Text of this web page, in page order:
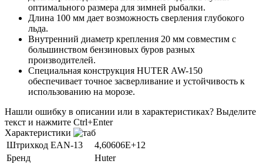
оптимального размера для зимней рыбалки.
Длина 100 мм дает возможность сверления глубокого
льда.
Внутренний диаметр крепления 20 мм совместим с
большинством бензиновых буров разных
производителей.
Специальная конструкция HUTER AW-150
обеспечивает точное засверливание и устойчивость к
использованию на морозе.
Нашли ошибку в описании или в характеристиках? Выделите
текст и нажмите Ctrl+Enter
Характеристики
Штрихкод EAN-13
4,60606E+12
Бренд
Huter